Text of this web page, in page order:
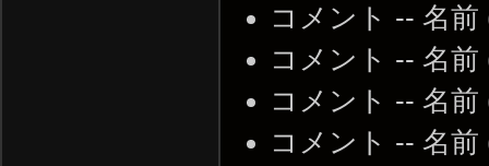
コメント -- 名前
コメント -- 名前
コメント -- 名前
コメント -- 名前